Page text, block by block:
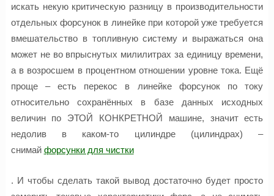
искать некую критическую разницу в производительности
отдельных форсунок в линейке при которой уже требуется
вмешательство в топливную систему и выражаться она
может не во впрыснутых милилитрах за единицу времени,
а в возросшем в процентном отношении уровне тока. Ещё
проще – есть перекос в линейке форсунок по току
относительно сохранённых в базе данных исходных
величин по ЭТОЙ КОНКРЕТНОЙ машине, значит есть
недолив в каком-то цилиндре (цилиндрах) –
снимай форсунки для чистки
. И чтобы сделать такой вывод достаточно будет просто